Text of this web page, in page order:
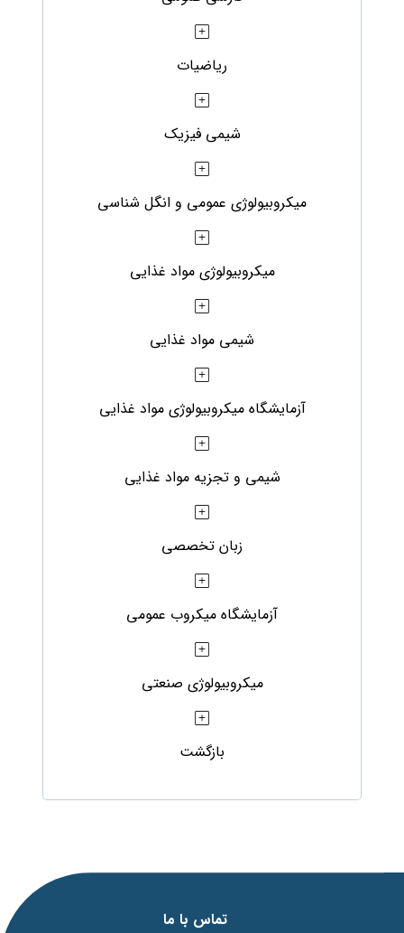
ریاضیات
شیمی فیزیک
میکروبیولوژی عمومی و انگل شناسی
میکروبیولوژی مواد غذایی
شیمی مواد غذایی
آزمایشگاه میکروبیولوژی مواد غذایی
شیمی و تجزیه مواد غذایی
زبان تخصصی
آزمایشگاه میکروب عمومی
میکروبیولوژی صنعتی
بازگشت
تماس با ما